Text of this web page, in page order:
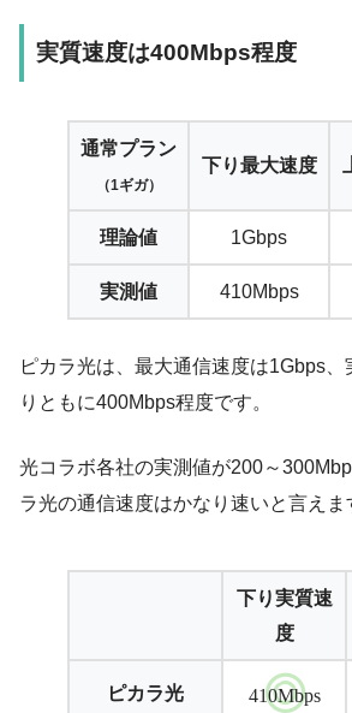
実質速度は400Mbps程度
通常プラン
（1ギガ）
下り最大速度
理論値 1Gbps
実測値 410Mbps
ピカラ光は、最大通信速度は1Gbps、
りともに400Mbps程度です。
光コラボ各社の実測値が200～
ラ光の通信速度はかなり速いと言えま
下り実質速
度
ピカラ光 410Mbps